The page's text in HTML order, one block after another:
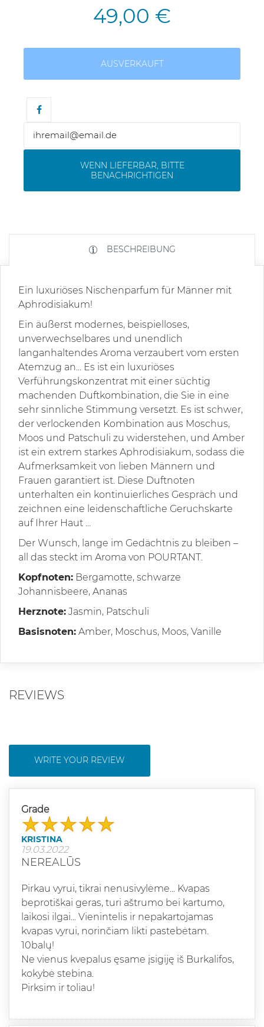
49,00 €
AUSVERKAUFT
WENN LIEFERBAR, BITTE
BENACHRICHTIGEN
BESCHREIBUNG
Ein luxuriöses Nischenparfum für Männer mit
Aphrodisiakum!
Ein äußerst modernes, beispielloses,
unverwechselbares und unendlich
langanhaltendes Aroma verzaubert vom ersten
Atemzug an... Es ist ein luxuriöses
Verführungskonzentrat mit einer süchtig
machenden Duftkombination, die Sie in eine
sehr sinnliche Stimmung versetzt. Es ist schwer,
der verlockenden Kombination aus Moschus,
Moos und Patschuli zu widerstehen, und Amber
ist ein extrem starkes Aphrodisiakum, sodass die
Aufmerksamkeit von lieben Männern und
Frauen garantiert ist. Diese Duftnoten
unterhalten ein kontinuierliches Gespräch und
zeichnen eine leidenschaftliche Geruchskarte
auf Ihrer Haut ...
Der Wunsch, lange im Gedächtnis zu bleiben –
all das steckt im Aroma von POURTANT.
Kopfnoten: Bergamotte, schwarze
Johannisbeere, Ananas
Herznote: Jasmin, Patschuli
Basisnoten: Amber, Moschus, Moos, Vanille
REVIEWS
WRITE YOUR REVIEW
Grade
KRISTINA
19.03.2022
NEREALŪS
Pirkau vyrui, tikrai nenusivylėme... Kvapas
beprotiškai geras, turi aštrumo bei kartumo,
laikosi ilgai... Vienintelis ir nepakartojamas
kvapas vyrui, norinčiam likti pastebėtam.
10balų!
Ne vienus kvepalus ęsame įsigiję iš Burkalifos,
kokybė stebina.
Pirksim ir toliau!